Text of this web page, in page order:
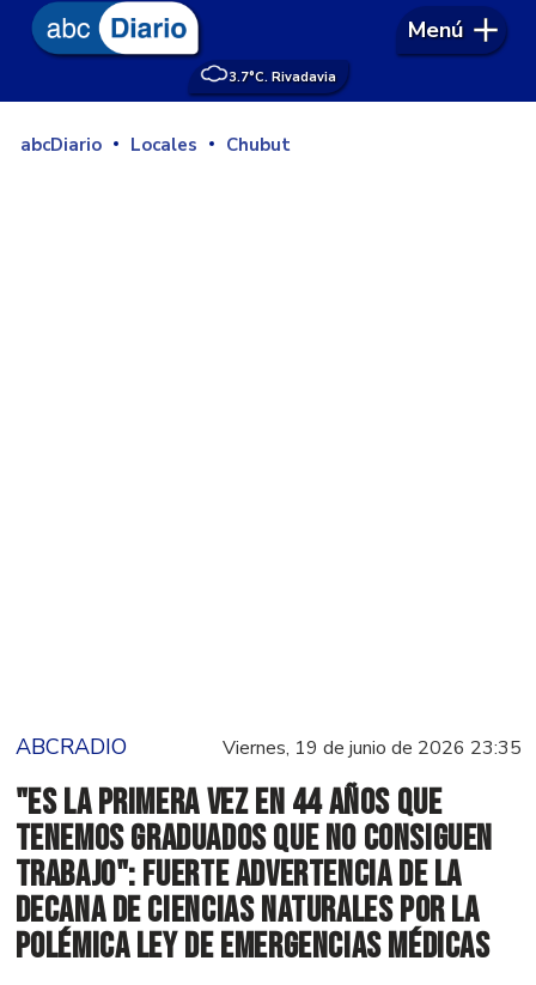
3.7°C. Rivadavia
Menú
abcDiario Locales Chubut
ABCRADIO Viernes, 19 de junio de 2026 23:35
"Es la primera vez en 44 años que
tenemos graduados que no consiguen
trabajo": fuerte advertencia de la
decana de Ciencias Naturales por la
polémica ley de emergencias médicas